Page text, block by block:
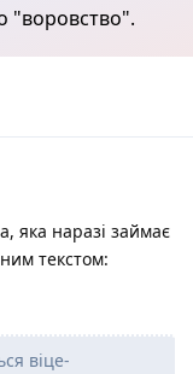
"воровство".
яка наразі займає
текстом:
віце-